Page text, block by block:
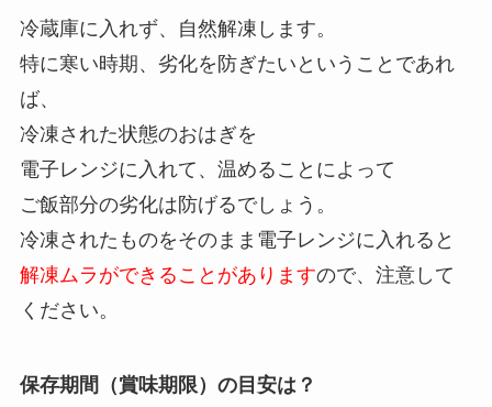
冷蔵庫に入れず、自然解凍します。
特に寒い時期、劣化を防ぎたいということであれ
ば、
冷凍された状態のおはぎを
電子レンジに入れて、温めることによって
ご飯部分の劣化は防げるでしょう。
冷凍されたものをそのまま電子レンジに入れると
解凍ムラができることがありますので、注意して
ください。
保存期間（賞味期限）の目安は？